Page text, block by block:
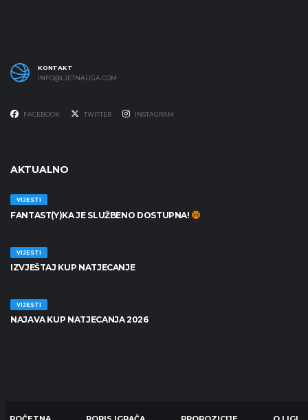
KONTAKT
INFO@LJETNALIGA.COM
FACEBOOK TWITTER INSTAGRAM
AKTUALNO
VIJESTI
FANTAST(Y)KA JE SLUŽBENO DOSTUPNA!
VIJESTI
IZVJEŠTAJ KUP NATJECANJE
VIJESTI
NAJAVA KUP NATJECANJA 2026